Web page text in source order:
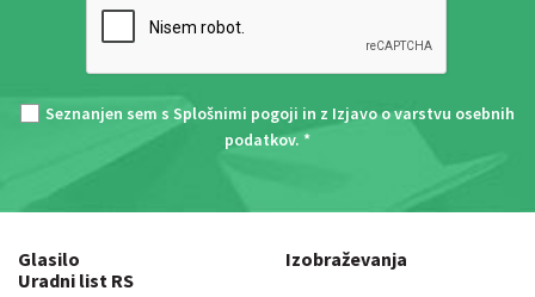
Seznanjen sem s Splošnimi pogoji in z Izjavo o varstvu osebnih
podatkov. *
Glasilo
Uradni list RS
Izobraževanja